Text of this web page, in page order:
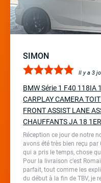
SIMON
Il y a 3
BMW Série 1 F40 118IA
CARPLAY CAMERA
FRONT ASSIST LANE
CHAUFFANTS JA 18
Réception ce jour de notre
avons été très bien reçu
qui a pris le temps, chose
Pour la livraison c’est
parfait, tout comme les
du début à la fin de TBV, je